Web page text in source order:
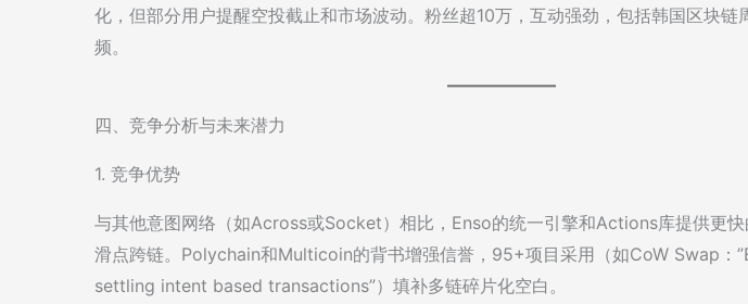
化，但部分用户提醒空投截止和市场波动。粉丝超10万，互动强劲，包括韩国区块链
频。
四、竞争分析与未来潜力
1. 竞争优势
与其他意图网络（如Across或Socket）相比，Enso的统一引擎和Actions库提供更
滑点跨链。Polychain和Multicoin的背书增强信誉，95+项目采用（如CoW Swap：
settling intent based transactions”）填补多链碎片化空白。